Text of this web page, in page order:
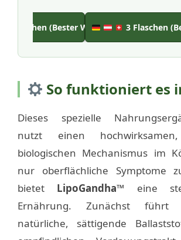
6 Flaschen (Bester Wert) 3 Flaschen
So funktioniert es
Dieses spezielle
nutzt einen
biologischen Mechanismus im
nur oberflächliche Symptome
bietet LipoGandha™ eine
Ernährung. Zunächst führt
natürliche, sättigende